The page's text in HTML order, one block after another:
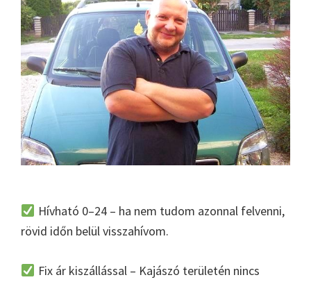
Hívható 0–24 – ha nem tudom azonnal felvenni,
rövid időn belül visszahívom.
Fix ár kiszállással – Kajászó területén nincs